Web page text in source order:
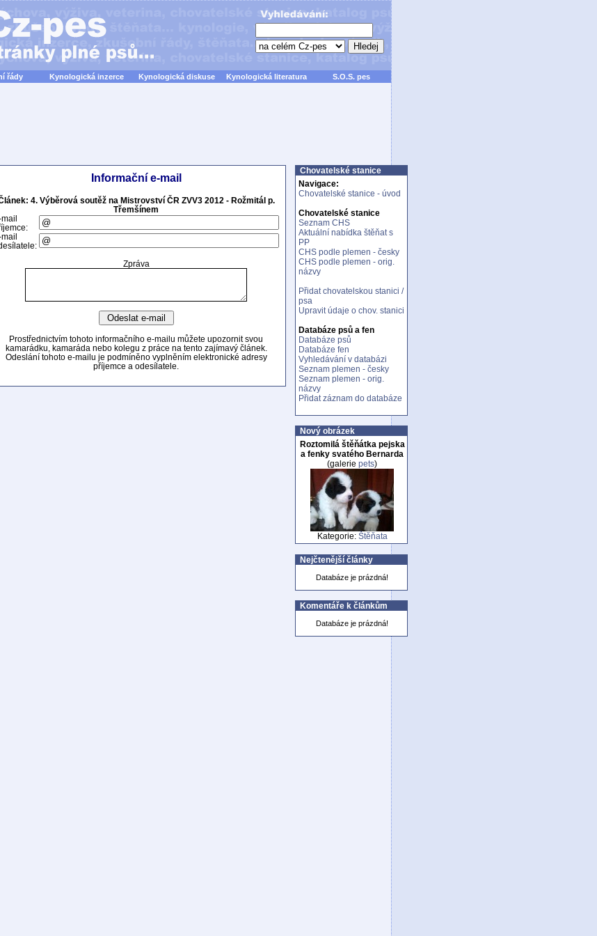
řády Kynologická inzerce Kynologická diskuse Kynologická literatura S.O.S. pes
Informační e-mail
4. Výběrová soutěž na Mistrovství ČR ZVV3 2012 - Rožmitál p.
Třemšínem
mail
mail
Zpráva
Prostřednictvím tohoto informačního e-mailu můžete upozornit svou
kamarádku, kamaráda nebo kolegu z práce na tento zajímavý článek.
Odeslání tohoto e-mailu je podmíněno vyplněním elektronické adresy
příjemce a odesílatele.
Chovatelské stanice
Navigace:
Chovatelské stanice - úvod
Chovatelské stanice
Seznam CHS
Aktuální nabídka štěňat s
PP
CHS podle plemen - česky
CHS podle plemen - orig.
názvy
Přidat chovatelskou stanici /
psa
Upravit údaje o chov. stanici
Databáze psů a fen
Databáze psů
Databáze fen
Vyhledávání v databázi
Seznam plemen - česky
Seznam plemen - orig.
názvy
Přidat záznam do databáze
Nový obrázek
Roztomilá štěňátka pejska
a fenky svatého Bernarda
(galerie pets)
Kategorie: Štěňata
Nejčtenější články
Databáze je prázdná!
Komentáře k článkům
Databáze je prázdná!